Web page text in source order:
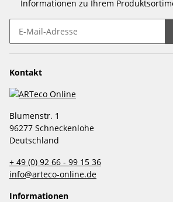
Informationen zu Ihrem
Kontakt
Blumenstr. 1
96277 Schneckenlohe
Deutschland
+ 49 (0) 92 66 - 99 15 36
info@arteco-online.de
Informationen